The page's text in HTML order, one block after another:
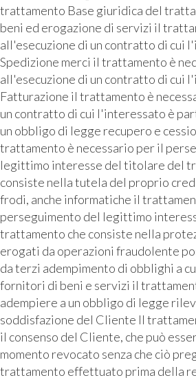
trattamento Base giuridica del
beni ed erogazione di servizi il
all'esecuzione di un contratto di cui
Spedizione merci il trattamento è
all'esecuzione di un contratto di cui
Fatturazione il trattamento è
un contratto di cui l'interessato è
un obbligo di legge recupero e
trattamento è necessario per il
legittimo interesse del titolare del
consiste nella tutela del proprio
frodi, anche informatiche il
perseguimento del legittimo
trattamento che consiste nella
erogati da operazioni fraudolente
da terzi adempimento di obblighi a
fornitori di beni e servizi il
adempiere a un obbligo di legge
soddisfazione del Cliente Il
il consenso del Cliente, che può
momento revocato senza che ciò
trattamento effettuato prima della